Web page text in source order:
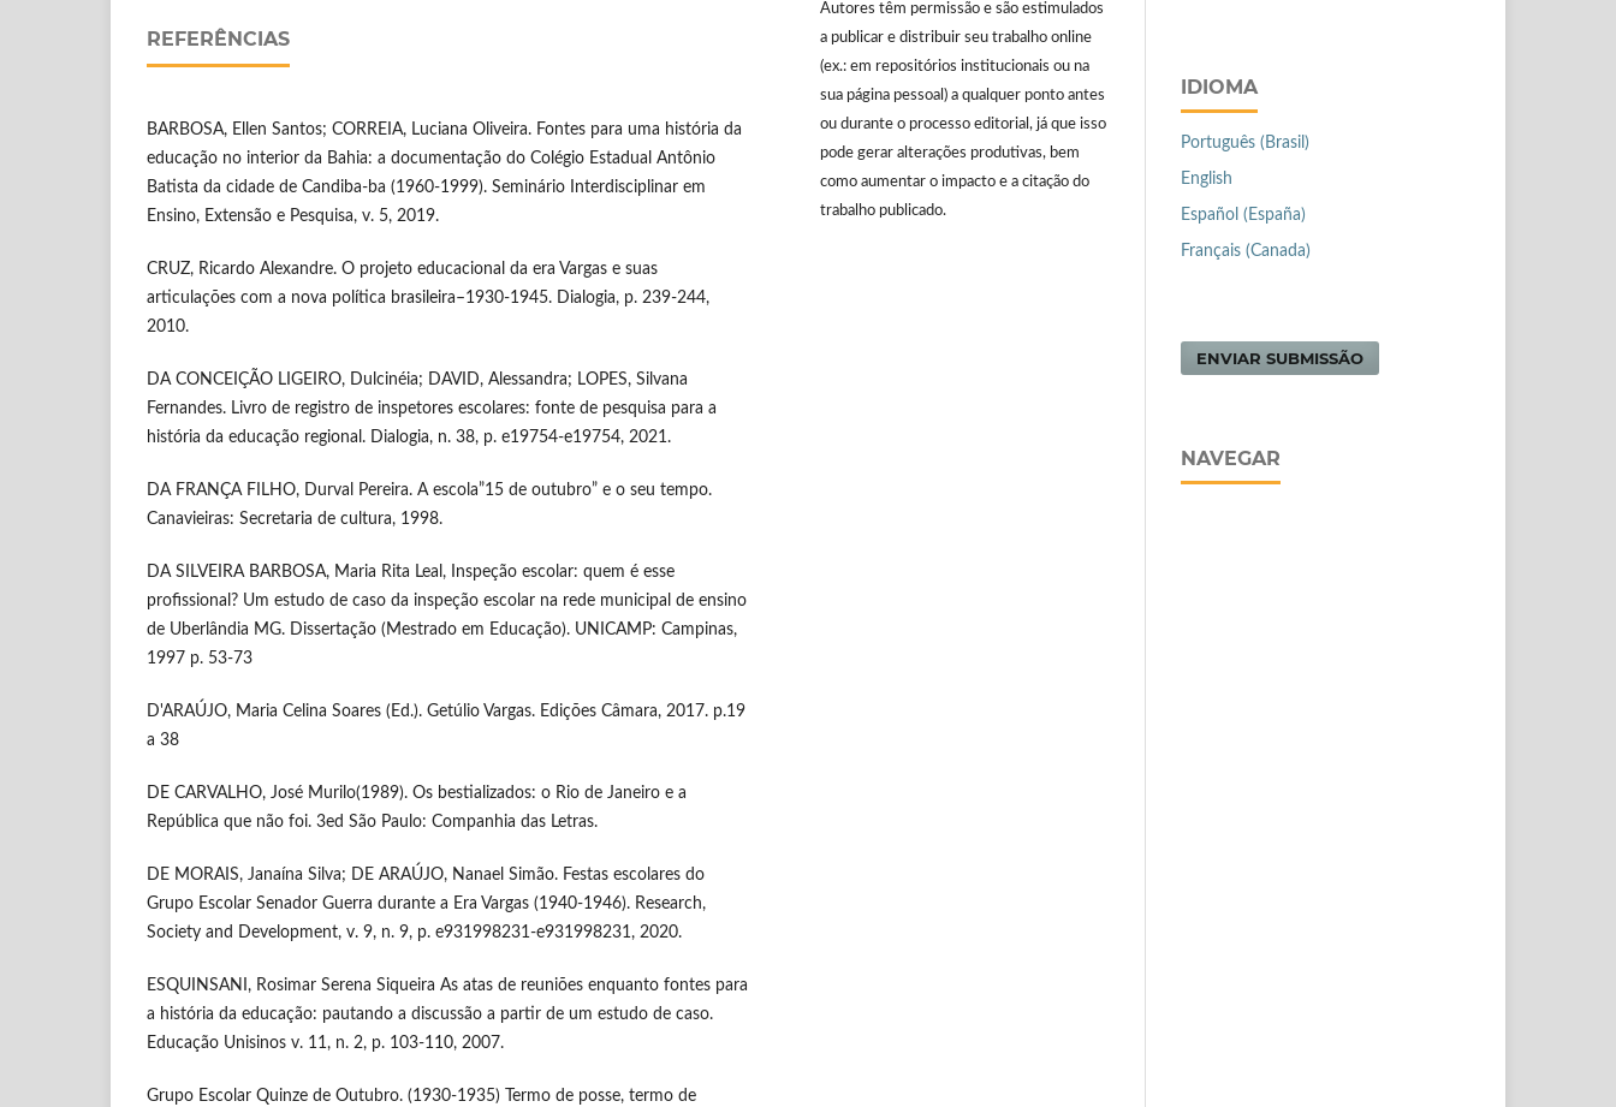
REFERÊNCIAS
BARBOSA, Ellen Santos; CORREIA, Luciana Oliveira. Fontes para uma história da
educação no interior da Bahia: a documentação do Colégio Estadual Antônio
Batista da cidade de Candiba-ba (1960-1999). Seminário Interdisciplinar em
Ensino, Extensão e Pesquisa, v. 5, 2019.
CRUZ, Ricardo Alexandre. O projeto educacional da era Vargas e suas
articulações com a nova política brasileira–1930-1945. Dialogia, p. 239-244,
2010.
DA CONCEIÇÃO LIGEIRO, Dulcinéia; DAVID, Alessandra; LOPES, Silvana
Fernandes. Livro de registro de inspetores escolares: fonte de pesquisa para a
história da educação regional. Dialogia, n. 38, p. e19754-e19754, 2021.
DA FRANÇA FILHO, Durval Pereira. A escola”15 de outubro” e o seu tempo.
Canavieiras: Secretaria de cultura, 1998.
DA SILVEIRA BARBOSA, Maria Rita Leal, Inspeção escolar: quem é esse
profissional? Um estudo de caso da inspeção escolar na rede municipal de ensino
de Uberlândia MG. Dissertação (Mestrado em Educação). UNICAMP: Campinas,
1997 p. 53-73
D'ARAÚJO, Maria Celina Soares (Ed.). Getúlio Vargas. Edições Câmara, 2017. p.19
a 38
DE CARVALHO, José Murilo(1989). Os bestializados: o Rio de Janeiro e a
República que não foi. 3ed São Paulo: Companhia das Letras.
DE MORAIS, Janaína Silva; DE ARAÚJO, Nanael Simão. Festas escolares do
Grupo Escolar Senador Guerra durante a Era Vargas (1940-1946). Research,
Society and Development, v. 9, n. 9, p. e931998231-e931998231, 2020.
ESQUINSANI, Rosimar Serena Siqueira As atas de reuniões enquanto fontes para
a história da educação: pautando a discussão a partir de um estudo de caso.
Educação Unisinos v. 11, n. 2, p. 103-110, 2007.
Grupo Escolar Quinze de Outubro. (1930-1935) Termo de posse, termo de
Autores têm permissão e são estimulados
a publicar e distribuir seu trabalho online
(ex.: em repositórios institucionais ou na
sua página pessoal) a qualquer ponto antes
ou durante o processo editorial, já que isso
pode gerar alterações produtivas, bem
como aumentar o impacto e a citação do
trabalho publicado.
IDIOMA
Português (Brasil)
English
Español (España)
Français (Canada)
ENVIAR SUBMISSÃO
NAVEGAR